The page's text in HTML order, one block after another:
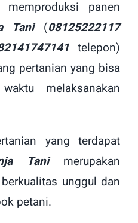
panen
Tani(08125222117
telepon)
pertanian yang bisa
melaksanakan
yang terdapat
Tanimerupakan
unggul dan
petani.